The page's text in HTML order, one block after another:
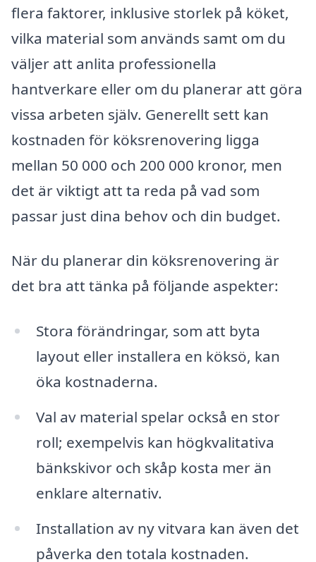
flera faktorer, inklusive storlek på köket,
vilka material som används samt om du
väljer att anlita professionella
hantverkare eller om du planerar att göra
vissa arbeten själv. Generellt sett kan
kostnaden för köksrenovering ligga
mellan 50 000 och 200 000 kronor, men
det är viktigt att ta reda på vad som
passar just dina behov och din budget.
När du planerar din köksrenovering är
det bra att tänka på följande aspekter:
Stora förändringar, som att byta
layout eller installera en köksö, kan
öka kostnaderna.
Val av material spelar också en stor
roll; exempelvis kan högkvalitativa
bänkskivor och skåp kosta mer än
enklare alternativ.
Installation av ny vitvara kan även det
påverka den totala kostnaden.